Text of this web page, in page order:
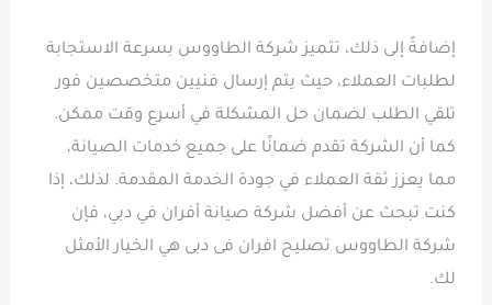
إضافةً إلى ذلك، تتميز شركة الطاووس بسرعة الاستجابة
لطلبات العملاء، حيث يتم إرسال فنيين متخصصين فور
تلقي الطلب لضمان حل المشكلة في أسرع وقت ممكن.
كما أن الشركة تقدم ضمانًا على جميع خدمات الصيانة،
مما يعزز ثقة العملاء في جودة الخدمة المقدمة. لذلك، إذا
كنت تبحث عن أفضل شركة صيانة أفران في دبي، فإن
شركة الطاووس تصليح افران فى دبى هي الخيار الأمثل
لك.